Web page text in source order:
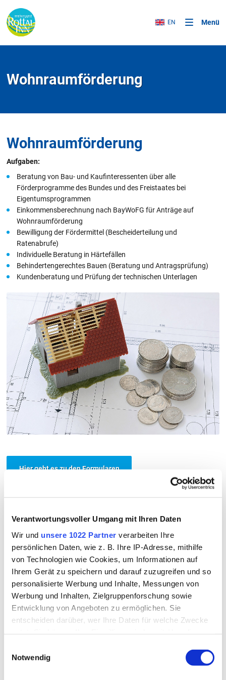
Verantwortungsvoller Umgang mit Ihren Daten
Wir und unsere 1022 Partner verarbeiten Ihre
persönlichen Daten, wie z. B. Ihre IP-Adresse, mithilfe
von Technologien wie Cookies, um Informationen auf
Ihrem Gerät zu speichern und darauf zuzugreifen und so
personalisierte Werbung und Inhalte, Messungen von
Werbung und Inhalten, Zielgruppenforschung sowie
Entwicklung von Angeboten zu ermöglichen. Sie
entscheiden darüber, wer Ihre Daten für welche Zwecke
Trigger Symbol ändern oder widerrufen
Notwendig
EN Menü
Wohnraumförderung
Wohnraumförderung
Aufgaben:
Beratung von Bau- und Kaufinteressenten über alle
Förderprogramme des Bundes und des Freistaates bei
Eigentumsprogrammen
Einkommensberechnung nach BayWoFG für Anträge auf
Wohnraumförderung
Bewilligung der Fördermittel (Bescheiderteilung und
Ratenabrufe)
Individuelle Beratung in Härtefällen
Behindertengerechtes Bauen (Beratung und Antragsprüfung)
Kundenberatung und Prüfung der technischen Unterlagen
Hier geht es zu den Formularen
Landratsamt Rottal-Inn
Ringstraße 4 - 7
84347 Pfarrkirchen
Telefon
08561/20-358, -359
Telefax
08561/20-353
Jetzt Kontakt aufnehmen